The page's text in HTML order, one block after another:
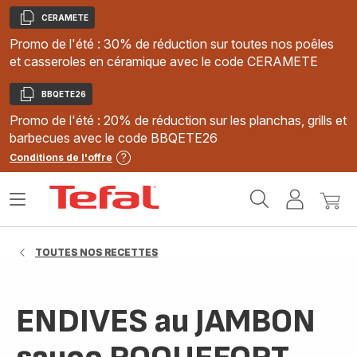
Copier
CERAMETE
Promo de l'été : 30% de réduction sur toutes nos poêles
et casseroles en céramique avec le code CERAMETE
Copier
BBQETE26
Promo de l'été : 20% de réduction sur les planchas, grills et
barbecues avec le code BBQETE26
Conditions de l'offre
MonMon
Ouvrir
TOUTES NOS RECETTES
ENDIVES au JAMBON